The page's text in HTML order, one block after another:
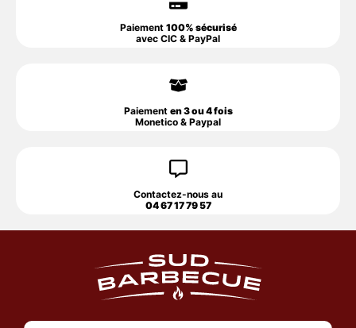
Paiement 100% sécurisé
avec CIC & PayPal
Paiement en 3 ou 4 fois
Monetico & Paypal
Contactez-nous au
04 67 17 79 57